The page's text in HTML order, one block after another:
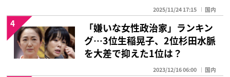
2025/11/24 17:15 国内
「嫌いな女性政治家」ランキン
グ…3位生稲晃子、2位杉田水脈
を大差で抑えた1位は？
2023/12/16 06:00 国内
4